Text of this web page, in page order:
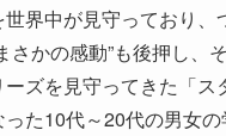
界中が見守っており、
さかの感動”も後押し
ズを見守ってきた「
た10代～20代の男女